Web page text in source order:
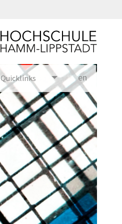
Quicklinks english